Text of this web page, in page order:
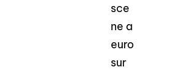
sce
ne a
euro
sur